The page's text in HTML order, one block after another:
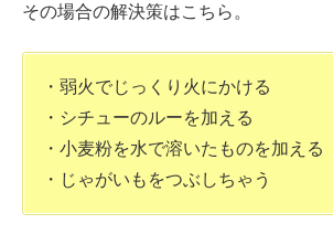
その場合の解決策はこちら。
・弱火でじっくり火にかける
・シチューのルーを加える
・小麦粉を水で溶いたものを加える
・じゃがいもをつぶしちゃう